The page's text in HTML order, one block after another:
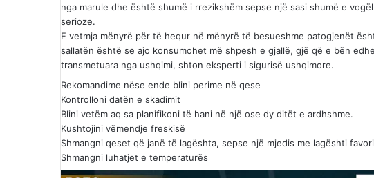
nga marule dhe është shumë i rrezikshëm sepse një sasi shumë e
serioze.
E vetmja mënyrë për të hequr në mënyrë të besueshme patogjenët
sallatën është se ajo konsumohet më shpesh e gjallë, gjë që e bën
transmetuara nga ushqimi, shton eksperti i sigurisë ushqimore.
Rekomandime nëse ende blini perime në qese
Kontrolloni datën e skadimit
Blini vetëm aq sa planifikoni të hani në një ose dy ditët e ardhshme.
Kushtojini vëmendje freskisë
Shmangni qeset që janë të lagështa, sepse një mjedis me lagështi
Shmangni luhatjet e temperaturës